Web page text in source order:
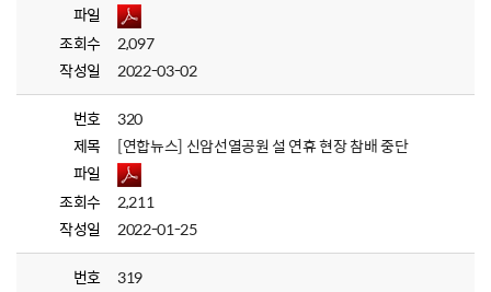
파일
조회수
2,097
작성일
2022-03-02
번호
320
제목
[연합뉴스] 신암선열공원 설 연휴 현장 참배 중단
파일
조회수
2,211
작성일
2022-01-25
번호
319